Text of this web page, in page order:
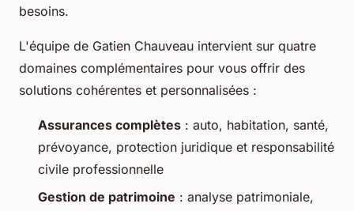
besoins.
L'équipe de Gatien Chauveau intervient sur quatre
domaines complémentaires pour vous offrir des
solutions cohérentes et personnalisées :
Assurances complètes : auto, habitation, santé,
prévoyance, protection juridique et responsabilité
civile professionnelle
Gestion de patrimoine : analyse patrimoniale,